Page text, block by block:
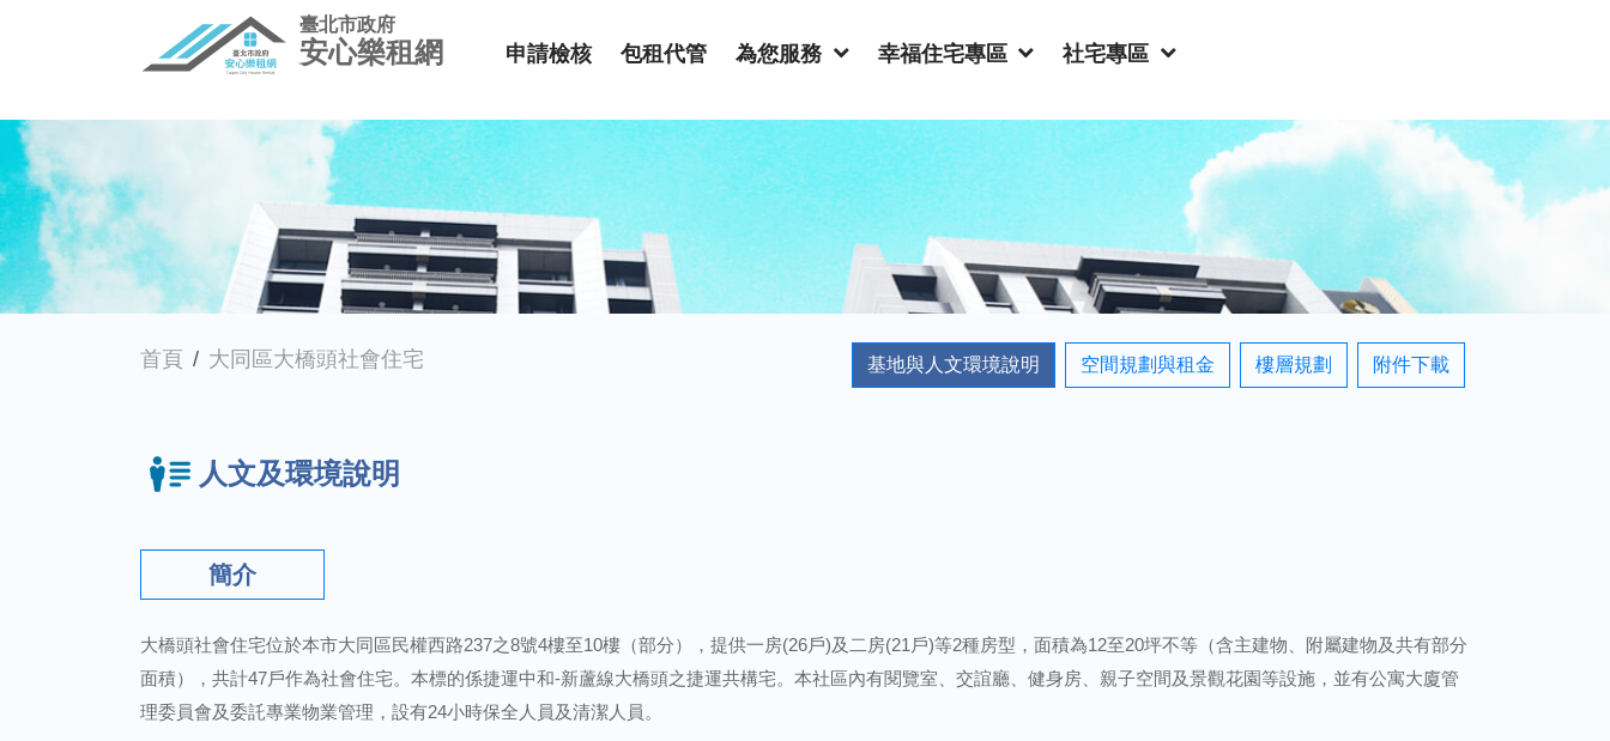
臺北市政府
安心樂租網 申請檢核 包租代管 為您服務 幸福住宅專區 社宅專區
首頁 大同區大橋頭社會住宅 基地與人文環境說明 空間規劃與租金 樓層規劃 附件下載
人文及環境說明
簡介
大橋頭社會住宅位於本市大同區民權西路237之8號4樓至10樓（部分），提供一房(26戶)及二房(21戶)等2種房型，面積為12至20坪不等（含主建物、附屬建物及共有部分
面積），共計47戶作為社會住宅。本標的係捷運中和-新蘆線大橋頭之捷運共構宅。本社區內有閱覽室、交誼廳、健身房、親子空間及景觀花園等設施，並有公寓大廈管
理委員會及委託專業物業管理，設有24小時保全人員及清潔人員。